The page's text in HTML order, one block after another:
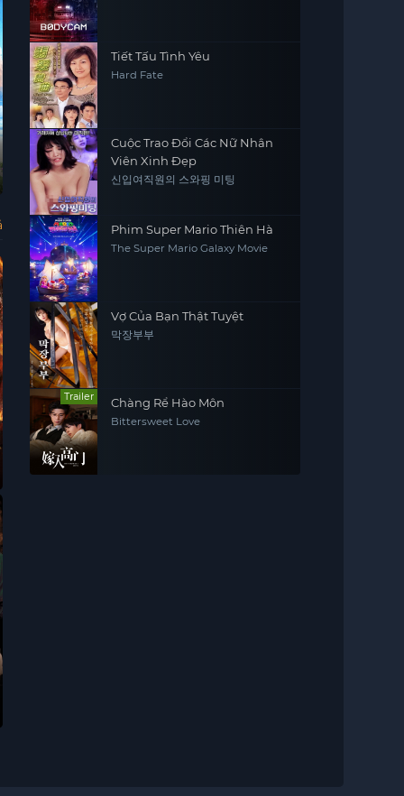
Giáo Án Tình Yêu
슬기로운 성생활
Ác Quỷ Ma Sơ
The Nun
Tiết Tấu Tình Yêu
Hard Fate
Cuộc Trao Đổi Các Nữ Nhân
Viên Xinh Đẹp
신입여직원의 스와핑 미팅
Phim Super Mario Thiên Hà
The Super Mario Galaxy Movie
Vợ Của Bạn Thật Tuyệt
막장부부
Trailer Chàng Rể Hào Môn
Bittersweet Love